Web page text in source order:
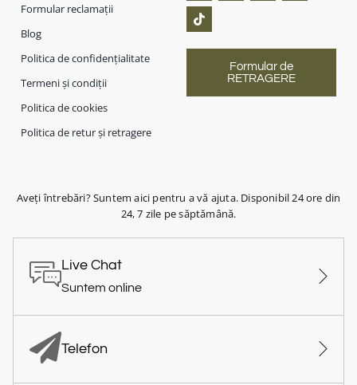
Formular reclamații
Blog
Politica de confidențialitate
Termeni și condiții
Politica de cookies
Politica de retur și retragere
Formular de
RETRAGERE
Aveți întrebări? Suntem aici pentru a vă ajuta. Disponibil 24 ore din
24, 7 zile pe săptămână.
Live Chat
Suntem online
Telefon